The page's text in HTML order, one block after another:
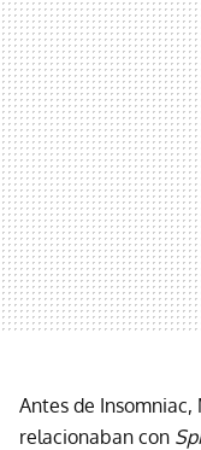
Antes de
relacionaban con